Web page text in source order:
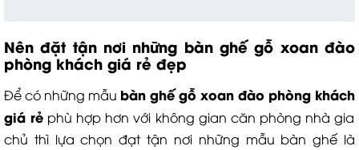
Nên đặt tận nơi những bàn ghế gỗ xoan đào
phòng khách giá rẻ đẹp
Để có những mẫu bàn ghế gỗ xoan đào phòng khách
giá rẻ phù hợp hơn với không gian căn phòng nhà gia
chủ thì lựa chọn đạt tận nơi những mẫu bàn ghế là